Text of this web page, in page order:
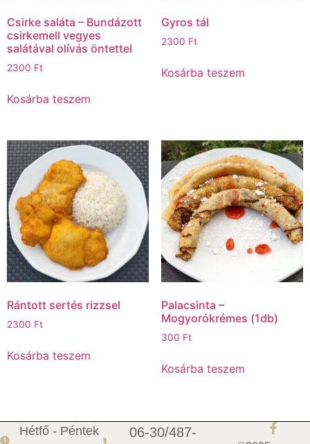
Csirke saláta – Bundázott
csirkemell vegyes
salátával olívás öntettel
2300 Ft
Kosárba teszem
Gyros tál
2300 Ft
Kosárba teszem
Rántott sertés rizzsel
2300 Ft
Kosárba teszem
Palacsinta –
Mogyorókrémes (1db)
300 Ft
Kosárba teszem
Hétfő - Péntek
06-30/487-